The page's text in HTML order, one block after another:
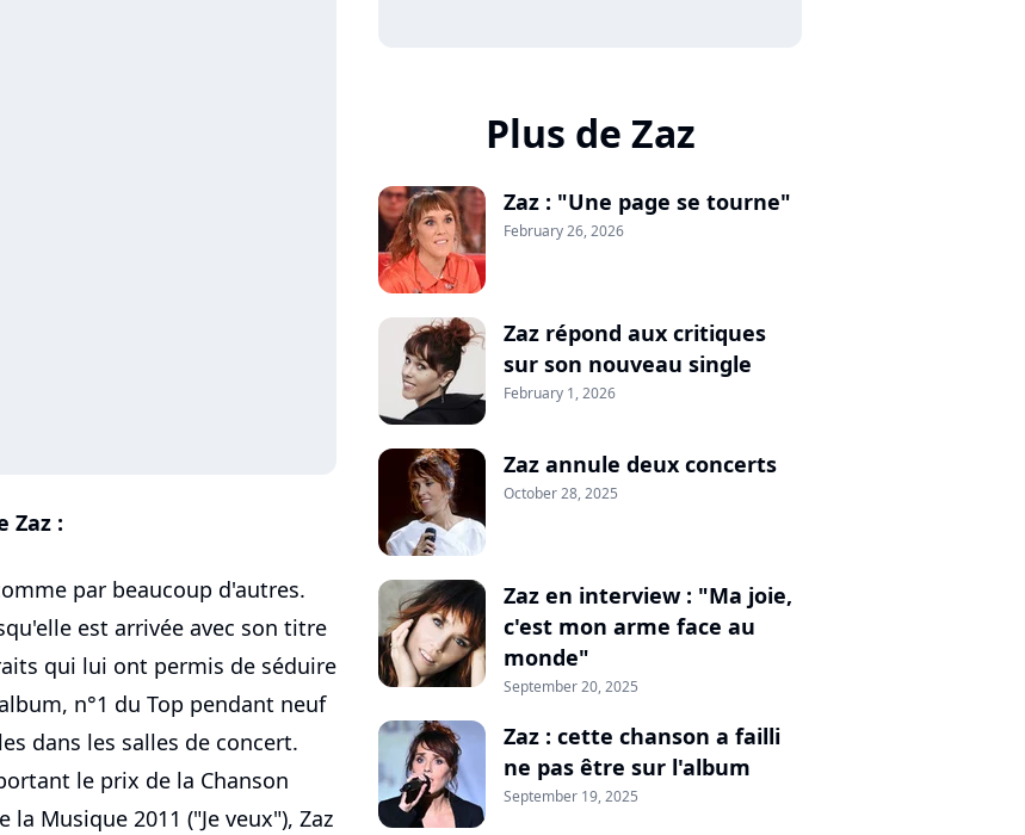
Zaz :
par beaucoup d'autres.
est arrivée avec son titre
qui lui ont permis de séduire
n°1 du Top pendant neuf
dans les salles de concert.
le prix de la Chanson
Musique 2011 ("Je veux"), Zaz
Plus de Zaz
Zaz : "Une page se tourne"
February 26, 2026
Zaz répond aux critiques
sur son nouveau single
February 1, 2026
Zaz annule deux concerts
October 28, 2025
Zaz en interview : "Ma joie,
c'est mon arme face au
monde"
September 20, 2025
Zaz : cette chanson a failli
ne pas être sur l'album
September 19, 2025